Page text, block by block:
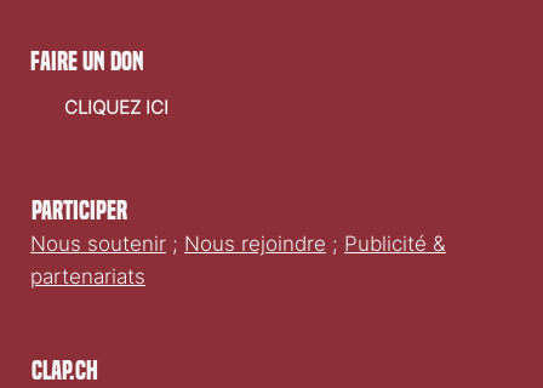
Clap.ch
Participer
Nous soutenir ; Nous rejoindre ; Publicité &
partenariats
faire un don
CLIQUEZ ICI